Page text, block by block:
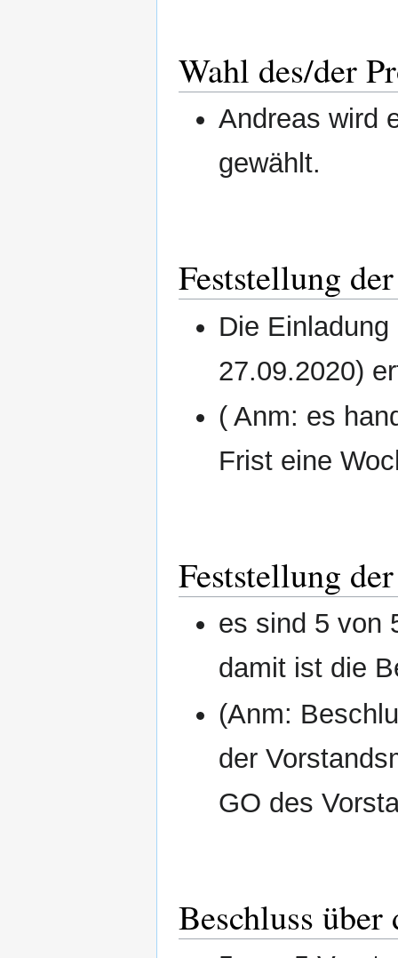
Wahl des/der
Andreas wird
gewählt.
Feststellung
Die
27.09.2020)
( Anm: es
Frist eine
Feststellung
es sind 5 von
damit ist die
(Anm:
der
GO des
Beschluss